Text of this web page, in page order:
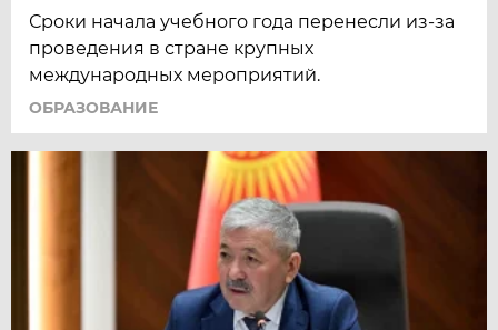
Сроки начала учебного года перенесли из-за
проведения в стране крупных
международных мероприятий.
ОБРАЗОВАНИЕ